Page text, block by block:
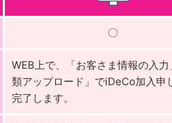
〇
WEB上で、「お客さま情報の入
類アップロード」でiDeCo加入申
完了します。